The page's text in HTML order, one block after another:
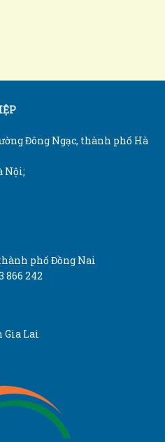
Đông Ngạc, thành phố Hà
Nội;
phố Đồng Nai
866 242
Gia Lai